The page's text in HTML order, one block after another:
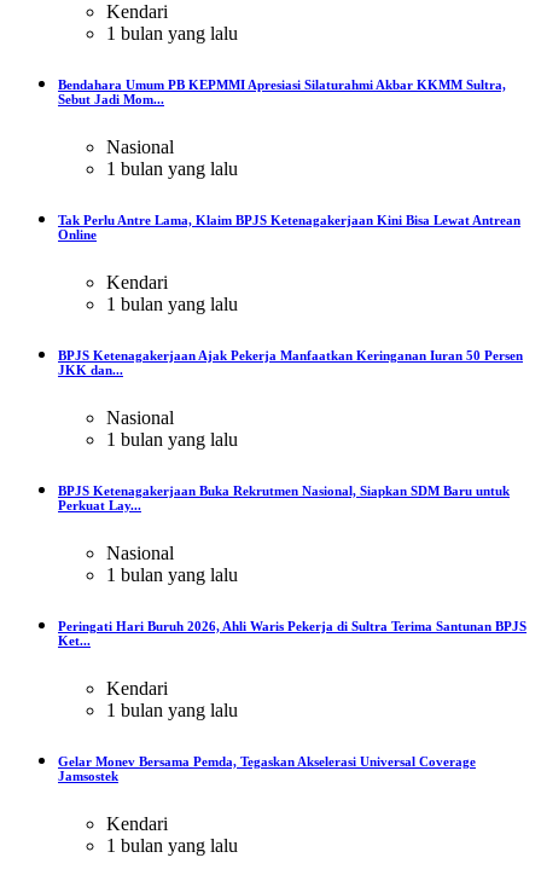
Kendari
1 bulan yang lalu
Bendahara Umum PB KEPMMI Apresiasi Silaturahmi Akbar KKMM Sultra,
Sebut Jadi Mom...
Nasional
1 bulan yang lalu
Tak Perlu Antre Lama, Klaim BPJS Ketenagakerjaan Kini Bisa Lewat Antrean
Online
Kendari
1 bulan yang lalu
BPJS Ketenagakerjaan Ajak Pekerja Manfaatkan Keringanan Iuran 50 Persen
JKK dan...
Nasional
1 bulan yang lalu
BPJS Ketenagakerjaan Buka Rekrutmen Nasional, Siapkan SDM Baru untuk
Perkuat Lay...
Nasional
1 bulan yang lalu
Peringati Hari Buruh 2026, Ahli Waris Pekerja di Sultra Terima Santunan BPJS
Ket...
Kendari
1 bulan yang lalu
Gelar Monev Bersama Pemda, Tegaskan Akselerasi Universal Coverage
Jamsostek
Kendari
1 bulan yang lalu